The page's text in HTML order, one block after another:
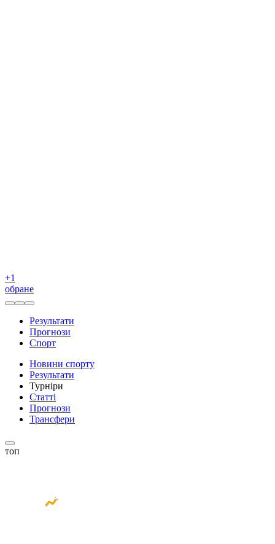
+1
обране
Результати
Прогнози
Спорт
Новини спорту
Результати
Турніри
Статті
Прогнози
Трансфери
топ